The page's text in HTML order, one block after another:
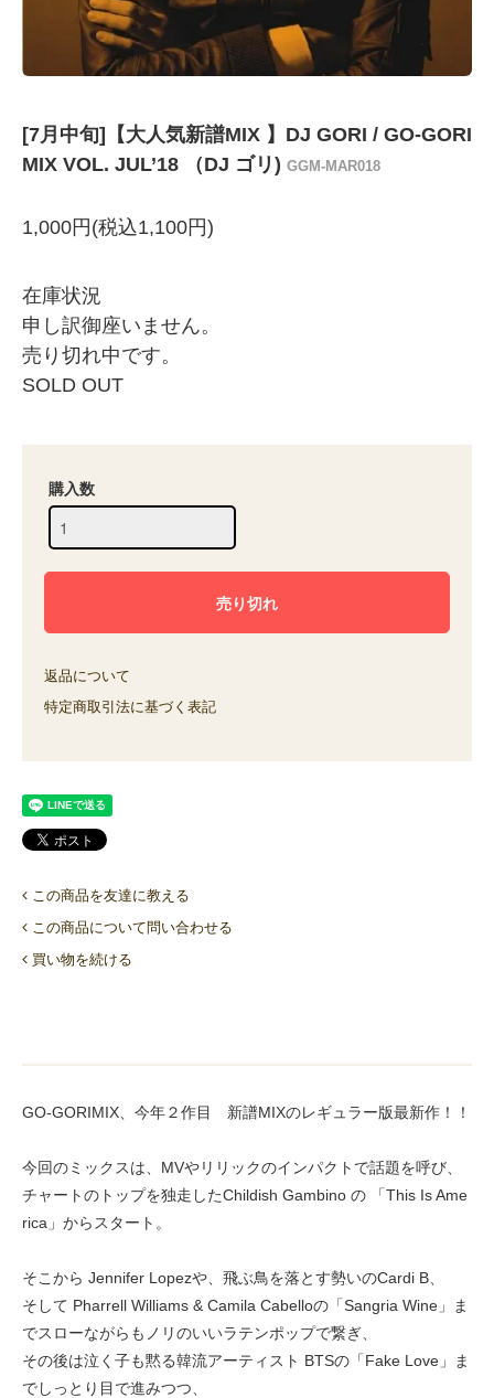
[7月中旬]【大人気新譜MIX 】DJ GORI / GO-GORI
MIX VOL. JUL’18 （DJ ゴリ) GGM-MAR018
1,000円(税込1,100円)
在庫状況
申し訳御座いません。
売り切れ中です。
SOLD OUT
購入数
返品について
特定商取引法に基づく表記
この商品を友達に教える
この商品について問い合わせる
買い物を続ける
GO-GORIMIX、今年２作目 新譜MIXのレギュラー版最新作！！
今回のミックスは、MVやリリックのインパクトで話題を呼び、
チャートのトップを独走したChildish Gambino の 「This Is Ame
rica」からスタート。
そこから Jennifer Lopezや、飛ぶ鳥を落とす勢いのCardi B、
そして Pharrell Williams & Camila Cabelloの「Sangria Wine」ま
でスローながらもノリのいいラテンポップで繋ぎ、
その後は泣く子も黙る韓流アーティスト BTSの「Fake Love」ま
でしっとり目で進みつつ、